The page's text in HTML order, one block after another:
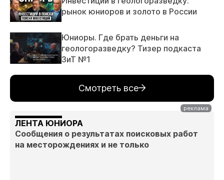
рынок юниоров и золото в России
Юниоры. Где брать деньги на
геологоразведку? Тизер подкаста
ЗиТ №1
Смотреть все
ЛЕНТА ЮНИОРА
Сообщения о результатах поисковых работ
на месторождениях и не только